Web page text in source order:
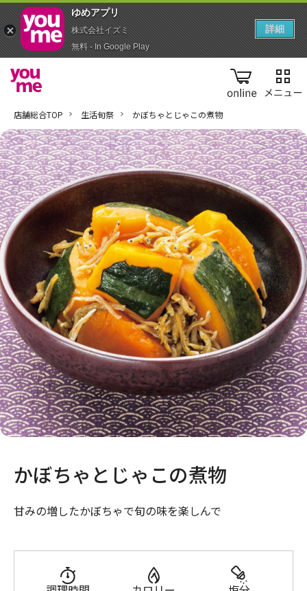
online
店舗総合TOP 生活旬祭 かぼちゃとじゃこの煮物
かぼちゃとじゃこの煮物
甘みの増したかぼちゃで旬の味を楽しんで
ゆめアプ‪リ‬
株式会社イズミ
無料 - In Google Play
詳細